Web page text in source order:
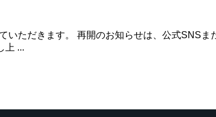
いただきます。 再開のお知らせは、公式SNSま
上 ...